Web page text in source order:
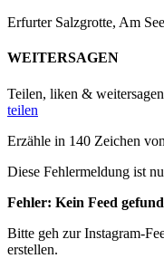
Erfurter Salzgrotte, Am
WEITERSAGEN
Teilen, liken &
teilen
Erzähle in 140 Zeichen
Diese Fehlermeldung ist
Fehler: Kein Feed
Bitte geh zur Instagram-
erstellen.